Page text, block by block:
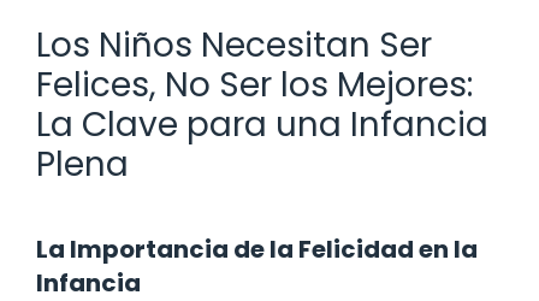
Los Niños Necesitan Ser
Felices, No Ser los Mejores:
La Clave para una Infancia
Plena
La Importancia de la Felicidad en la
Infancia